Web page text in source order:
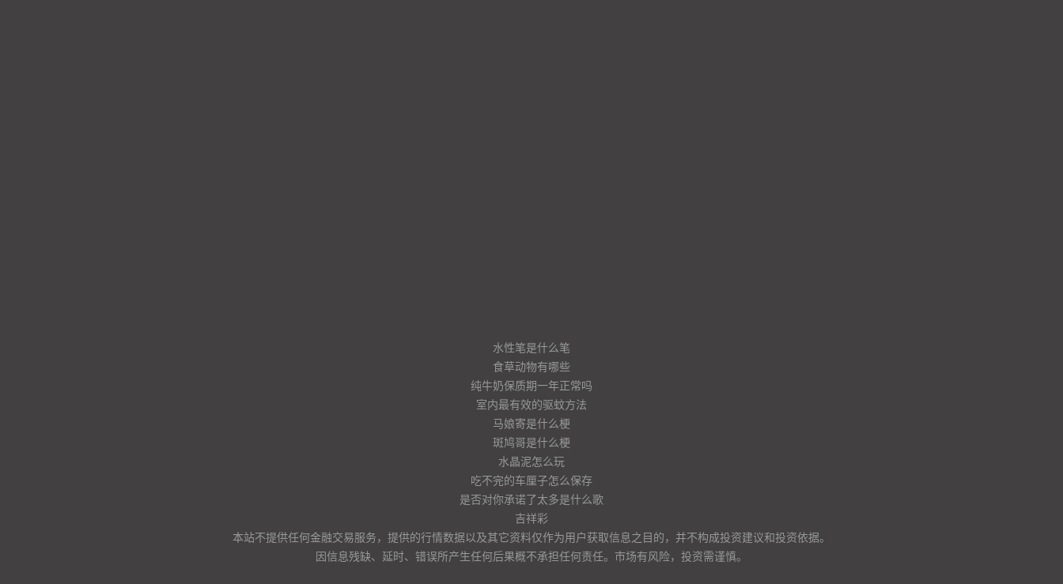
水性笔是什么笔
食草动物有哪些
纯牛奶保质期一年正常吗
室内最有效的驱蚊方法
马娘寄是什么梗
斑鸠哥是什么梗
水晶泥怎么玩
吃不完的车厘子怎么保存
是否对你承诺了太多是什么歌
吉祥彩
本站不提供任何金融交易服务，提供的行情数据以及其它资料仅作为用户获取信息之目的，并不构成投资建议和投资依据。
因信息残缺、延时、错误所产生任何后果概不承担任何责任。市场有风险，投资需谨慎。